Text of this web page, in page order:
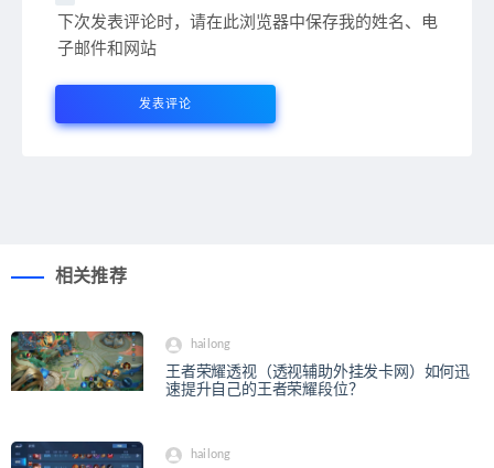
下次发表评论时，请在此浏览器中保存我的姓名、电
子邮件和网站
相关推荐
hailong
王者荣耀透视（透视辅助外挂发卡网）如何迅
速提升自己的王者荣耀段位？
hailong